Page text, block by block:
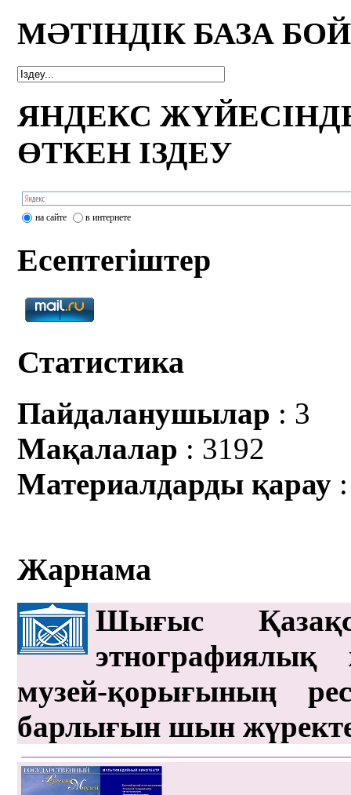
МӘТІНДІК БАЗА
ЯНДЕКС
ӨТКЕН ІЗДЕУ
на сайте в интернете
Есептегіштер
Статистика
Пайдаланушылар : 3
Мақалалар : 3192
Материалдарды қарау
Жарнама
Шығыс
этнографиялық
музей-қорығының
барлығын шын